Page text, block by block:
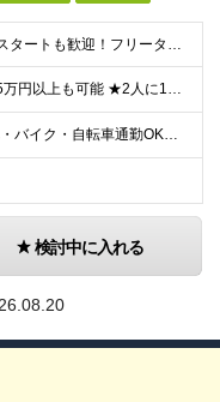
＜40代からの未経験スタートも歓迎！フリーターでもOK＞ type経由での入社者多数！ほぼ全員未経験スタートです◎ ★自己PR＆志望理由必要ナシ ★応募者全員面接 ★未経験OK ★社会人経験初めても
★入社2年目で月給35万円以上も可能 ★2人に1人以上が年収500万円以上 （今後年収500万円以上の層はさらに増える予定。年収500万円以下は多くが直近入社者） ★免許取得にかかる費用は会社が全額負
＜ひだかで働こう♪車・バイク・自転車通勤OK！埼玉エリア勤務＞ 埼玉県日高市大字田波目581-3（日高市役所の近く） └転勤なし！ └通勤費上限3万円まで支給 └駐車場完備 【社員の方のお住まい先】
検討中に入れる